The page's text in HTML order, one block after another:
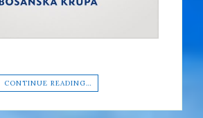
CONTINUE READING…